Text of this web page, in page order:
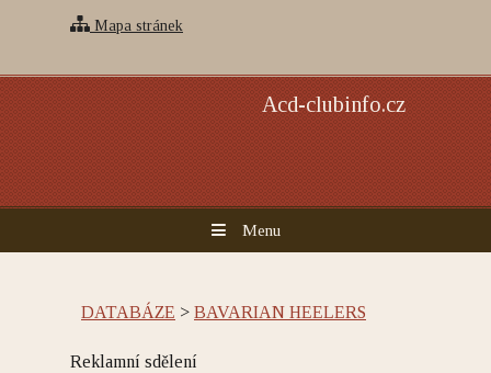
Mapa stránek
Acd-clubinfo.cz
Menu
DATABÁZE > BAVARIAN HEELERS
Reklamní sdělení